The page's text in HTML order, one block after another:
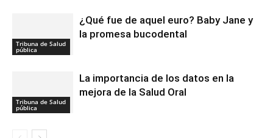
Tribuna de Salud
pública
¿Qué fue de aquel euro? Baby Jane y
la promesa bucodental
Tribuna de Salud
pública
La importancia de los datos en la
mejora de la Salud Oral